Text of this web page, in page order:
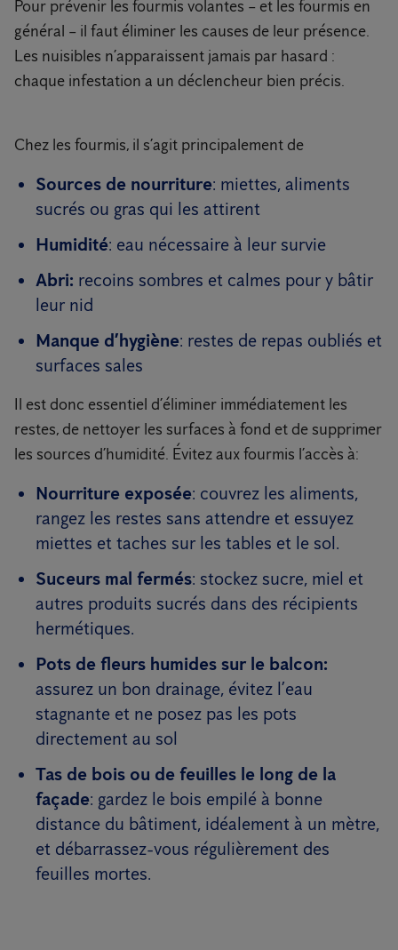
Pour prévenir les fourmis volantes – et les fourmis en
général – il faut éliminer les causes de leur présence.
Les nuisibles n’apparaissent jamais par hasard :
chaque infestation a un déclencheur bien précis.
Chez les fourmis, il s’agit principalement de
Sources de nourriture: miettes, aliments
sucrés ou gras qui les attirent
Humidité: eau nécessaire à leur survie
Abri: recoins sombres et calmes pour y bâtir
leur nid
Manque d’hygiène: restes de repas oubliés et
surfaces sales
Il est donc essentiel d’éliminer immédiatement les
restes, de nettoyer les surfaces à fond et de supprimer
les sources d’humidité. Évitez aux fourmis l’accès à:
Nourriture exposée: couvrez les aliments,
rangez les restes sans attendre et essuyez
miettes et taches sur les tables et le sol.
Suceurs mal fermés: stockez sucre, miel et
autres produits sucrés dans des récipients
hermétiques.
Pots de fleurs humides sur le balcon:
assurez un bon drainage, évitez l’eau
stagnante et ne posez pas les pots
directement au sol
Tas de bois ou de feuilles le long de la
façade: gardez le bois empilé à bonne
distance du bâtiment, idéalement à un mètre,
et débarrassez-vous régulièrement des
feuilles mortes.